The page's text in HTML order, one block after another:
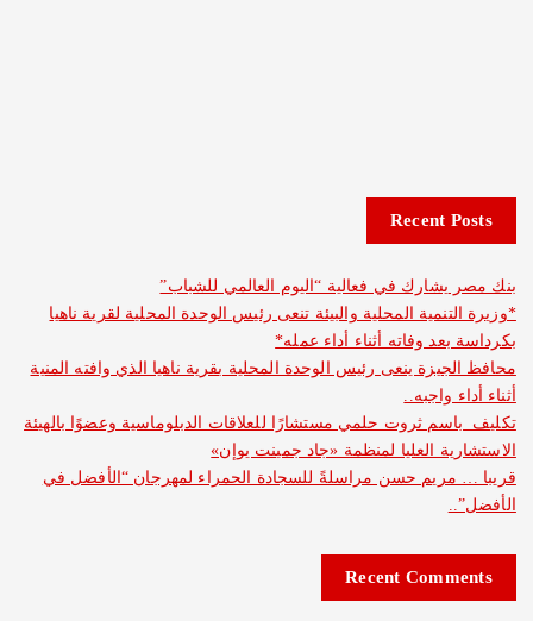
Recent
في فعالية “اليوم العالمي للشباب”
المحلية والبيئة تنعى رئيس الوحدة المحلية لقرية ناهيا
وفاته أثناء أداء عمله*
ينعى رئيس الوحدة المحلية بقرية ناهيا الذي وافته المنية
ثروت حلمي مستشارًا للعلاقات الدبلوماسية وعضوًا بالهيئة
العليا لمنظمة «جاد جمينت يوإن»
حسن مراسلةً للسجادة الحمراء لمهرجان “الأفضل في
Recent